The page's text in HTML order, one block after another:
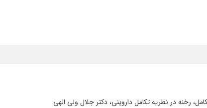
رخنه در نظریه تکامل داروینی، دکتر جلال ولی الهی